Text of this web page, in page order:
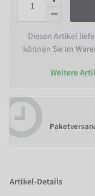
Diesen Artikel
können Sie im
Weitere
Artikel-Details